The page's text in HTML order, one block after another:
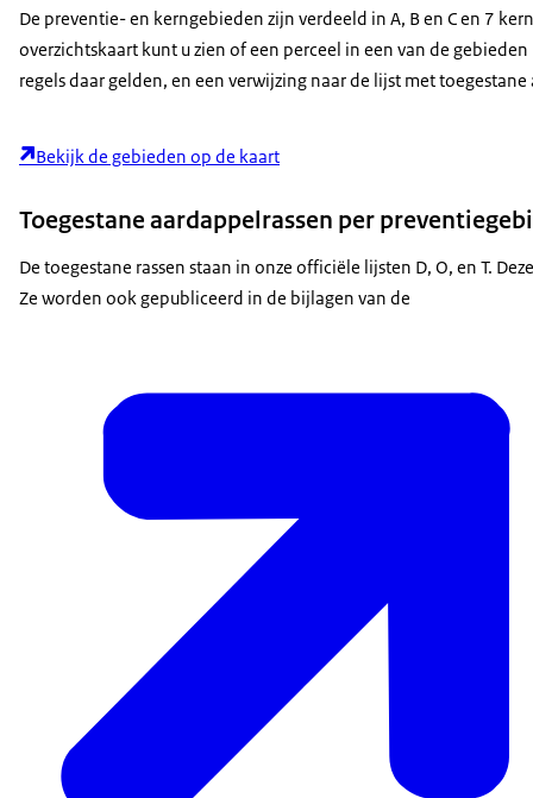
De preventie- en kerngebieden zijn verdeeld in A, B en C en 7
overzichtskaart kunt u zien of een perceel in een van de
regels daar gelden, en een verwijzing naar de lijst met
Bekijk de gebieden op de kaart
Toegestane aardappelrassen per
De toegestane rassen staan in onze officiële lijsten D, O, en T.
Ze worden ook gepubliceerd in de bijlagen van de